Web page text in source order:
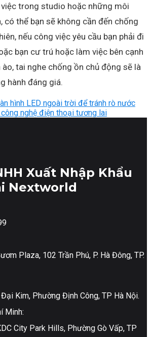
việc trong studio hoặc những môi
có thể bạn sẽ không cần đến chống
nếu công việc yêu cầu bạn phải đi
bạn cư trú hoặc làm việc bên cạnh
tai nghe chống ồn chủ động sẽ là
hành đáng giá.
hình LED ngoài trời để tránh rò nước
nghệ điện thoại tương lai
Xuất Nhập Khẩu
Nextworld
Plaza, 102 Trần Phú, P. Hà Đông, TP.
Kim, Phường Định Công, TP Hà Nội.
Minh:
City Park Hills, Phường Gò Vấp, TP